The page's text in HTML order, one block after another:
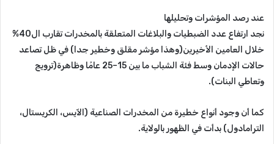
عند رصد المؤشرات وتحليلها
نجد ارتفاع عدد الضبطيات والبلاغات المتعلقة بالمخدرات تقارب ال40%
خلال العامين الأخيرين(وهذا مؤشر مقلق وخطير جدا) في ظل تصاعد
حالات الإدمان وسط فئة الشباب ما بين 15–25 عامًا وظاهرة(ترويج
وتعاطي البنات).
كما أن وجود أنواع خطيرة من المخدرات الصناعية (الآيس، الكريستال،
الترامادول) بدأت في الظهور بالولاية.